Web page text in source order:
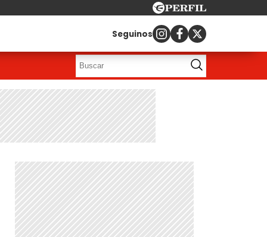
Seguinos